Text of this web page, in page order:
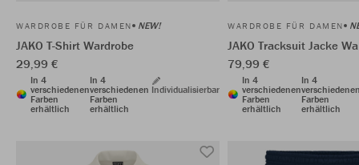
WARDROBE FÜR DAMEN NEW!
JAKO T-Shirt Wardrobe
29,99 €
In 4
verschiedenen
Farben
erhältlich
In 4
verschiedenen
Farben
erhältlich
Individualisierbar
WARDROBE FÜR DAMEN
JAKO Tracksuit Jacke
79,99 €
In 4
verschiedenen
Farben
erhältlich
In 4
Farben
erhältlich